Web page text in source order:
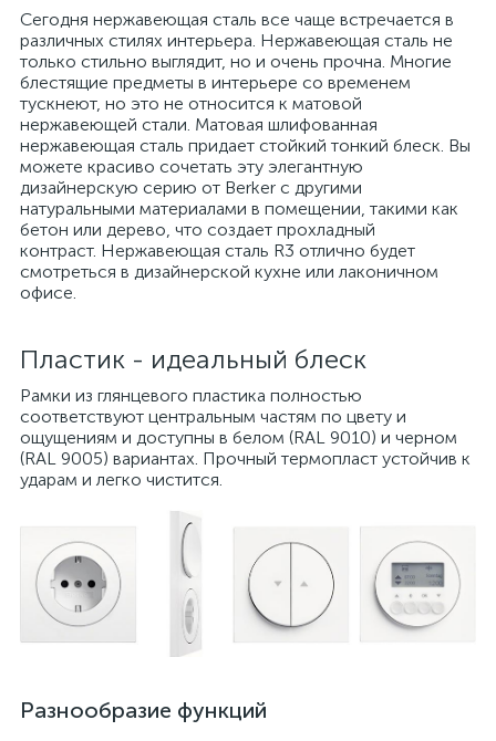
Сегодня нержавеющая сталь все чаще встречается в
различных стилях интерьера. Нержавеющая сталь не
только стильно выглядит, но и очень прочна. Многие
блестящие предметы в интерьере со временем
тускнеют, но это не относится к матовой
нержавеющей стали. Матовая шлифованная
нержавеющая сталь придает стойкий тонкий блеск. Вы
можете красиво сочетать эту элегантную
дизайнерскую серию от Berker с другими
натуральными материалами в помещении, такими как
бетон или дерево, что создает прохладный
контраст. Нержавеющая сталь R3 отлично будет
смотреться в дизайнерской кухне или лаконичном
офисе.
Пластик - идеальный блеск
Рамки из глянцевого пластика полностью
соответствуют центральным частям по цвету и
ощущениям и доступны в белом (RAL 9010) и черном
(RAL 9005) вариантах. Прочный термопласт устойчив к
ударам и легко чистится.
Разнообразие функций